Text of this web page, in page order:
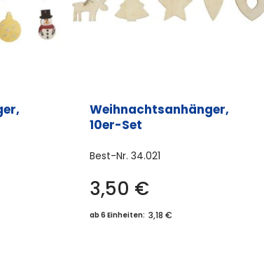
Weihnachtsanhänger,
10er-Set
Best-Nr. 34.021
3,50 €
ab 6 Einheiten: 3,18 €